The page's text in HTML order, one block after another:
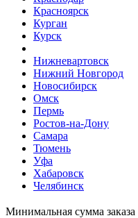
Красноярск
Курган
Курск
Нижневартовск
Нижний Новгород
Новосибирск
Омск
Пермь
Ростов-на-Дону
Самара
Тюмень
Уфа
Хабаровск
Челябинск
Минимальная сумма заказа